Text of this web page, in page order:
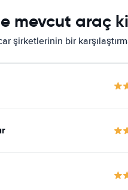
mevcut araç
şirketlerinin bir